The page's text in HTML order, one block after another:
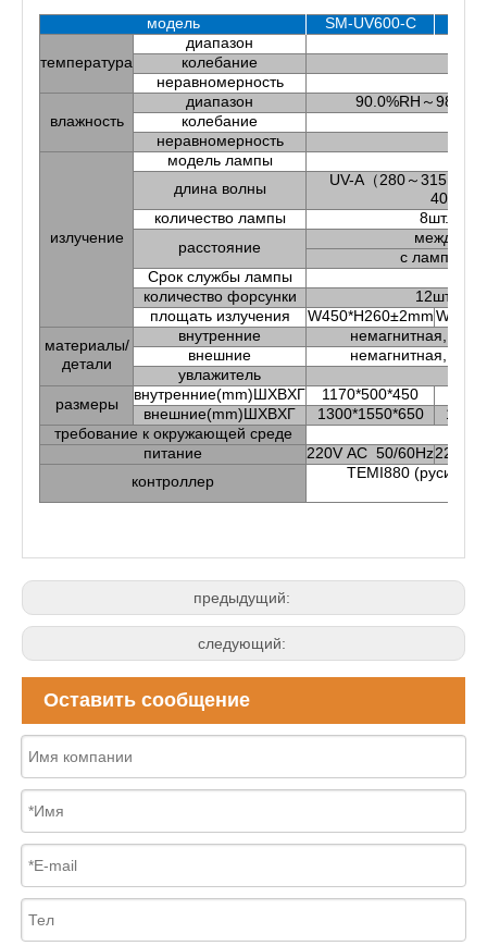
модель SM-UV600-C
температура
диапазон
колебание
неравномерность
влажность
диапазон
90.0%RH～
колебание
неравномерность
излучение
модель лампы
длина волны
UV-A（280～315nm
400nm
количество лампы
8шт.
расстояние
между
с лампы до
Срок службы лампы
количество форсунки
12шт.
площать излучения
W450*H260±2mm
материалы/
детали
внутренние
немагнитная,
внешние
немагнитная,
увлажитель
размеры
внутренние(mm)ШXВXГ 1170*500*450
внешние(mm)ШXВXГ
1300*1550*650
требование к окружающей среде
питание
220V AC 50/60Hz220V
контроллер
TEMI880
предыдущий:
следующий:
Оставить сообщение